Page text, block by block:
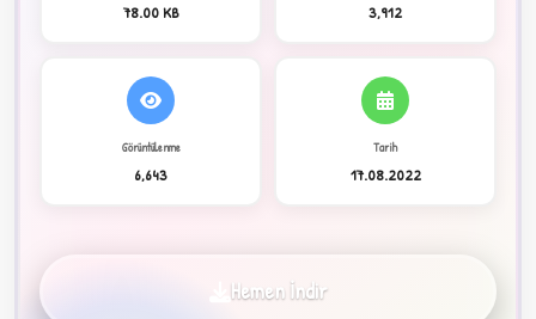
78.00 KB 3,912
Görüntülenme
6,643
Tarih
17.08.2022
Hemen İndir